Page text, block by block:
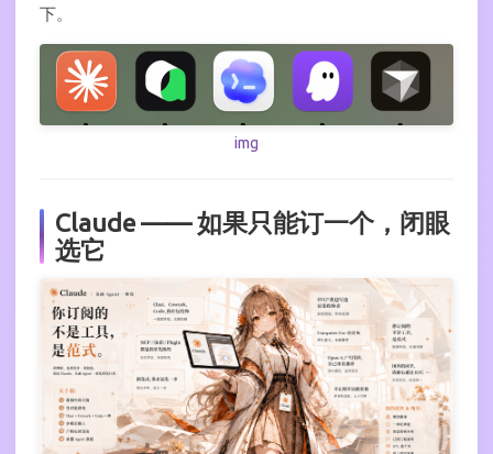
下。
img
Claude —— 如果只能订一个，闭眼
选它